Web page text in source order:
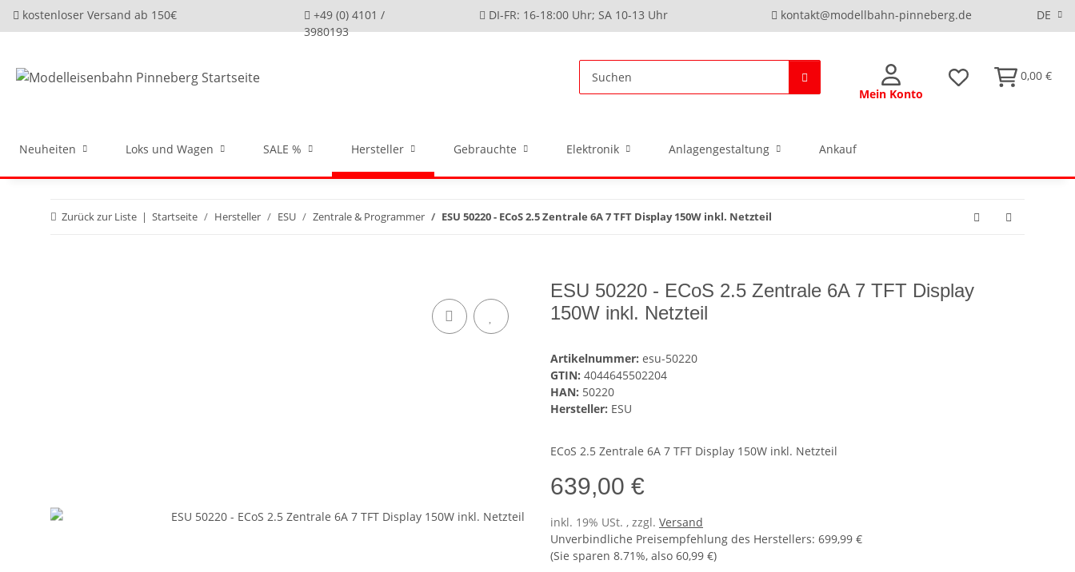
DE
kostenloser Versand ab 150€
+49 (0) 4101 /
3980193
DI-FR: 16-18:00 Uhr; SA 10-13 Uhr kontakt@modellbahn-pinneberg.de
Mein Konto
0,00 €
Neuheiten Loks und Wagen SALE % Hersteller Gebrauchte Elektronik Anlagengestaltung Ankauf
Zurück zur Liste Startseite Hersteller ESU Zentrale & Programmer ESU 50220 - ECoS 2.5 Zentrale 6A 7 TFT Display 150W inkl. Netzteil
ESU 50220 - ECoS 2.5 Zentrale 6A 7 TFT Display
150W inkl. Netzteil
Artikelnummer: esu-50220
GTIN: 4044645502204
HAN: 50220
Hersteller: ESU
ECoS 2.5 Zentrale 6A 7 TFT Display 150W inkl. Netzteil
639,00 €
inkl. 19% USt. , zzgl. Versand
Unverbindliche Preisempfehlung des Herstellers: 699,99 €
(Sie sparen 8.71%, also 60,99 €)